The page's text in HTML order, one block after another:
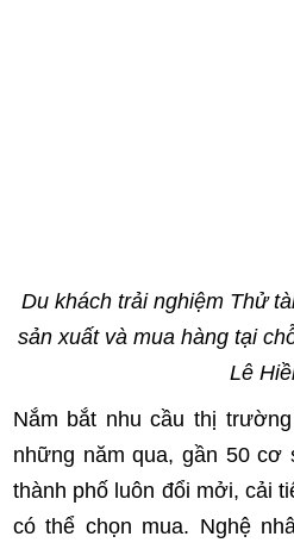
Du khách trải nghiệm Thử
sản xuất và mua hàng tại
Lê
Nắm bắt nhu cầu thị
những năm qua, gần 50
thành phố luôn đổi mởi, cải
có thể chọn mua. Nghệ